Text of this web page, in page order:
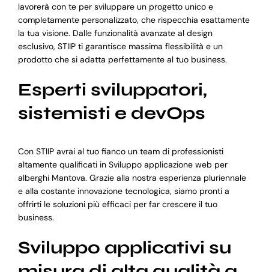
lavorerà con te per sviluppare un progetto unico e
completamente personalizzato, che rispecchia esattamente
la tua visione. Dalle funzionalità avanzate al design
esclusivo, STIIP ti garantisce massima flessibilità e un
prodotto che si adatta perfettamente al tuo business.
Esperti sviluppatori,
sistemisti e devOps
Con STIIP avrai al tuo fianco un team di professionisti
altamente qualificati in Sviluppo applicazione web per
alberghi Mantova. Grazie alla nostra esperienza pluriennale
e alla costante innovazione tecnologica, siamo pronti a
offrirti le soluzioni più efficaci per far crescere il tuo
business.
Sviluppo applicativi su